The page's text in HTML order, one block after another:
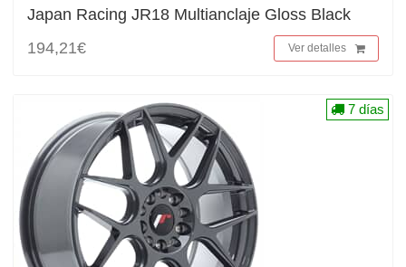
Japan Racing JR18 Multianclaje Gloss Black
194,21€
Ver detalles
7 días